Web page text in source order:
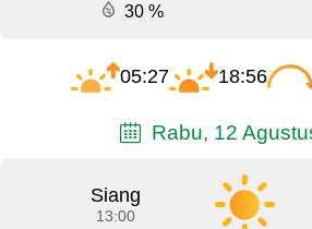
30 %
05:27 18:56
Rabu, 12
Siang
13:00